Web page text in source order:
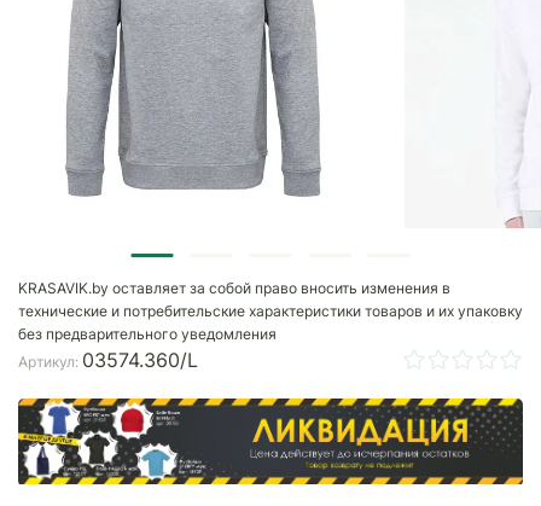
KRASAVIK.by оставляет за собой право вносить изменения в
технические и потребительские характеристики товаров и их упаковку
без предварительного уведомления
Артикул: 03574.360/L